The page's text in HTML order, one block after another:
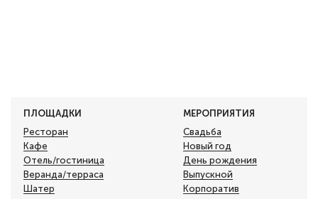
ПЛОЩАДКИ
Ресторан
Кафе
Отель/гостиница
Веранда/терраса
Шатер
МЕРОПРИЯТИЯ
Свадьба
Новый год
День рождения
Выпускной
Корпоратив